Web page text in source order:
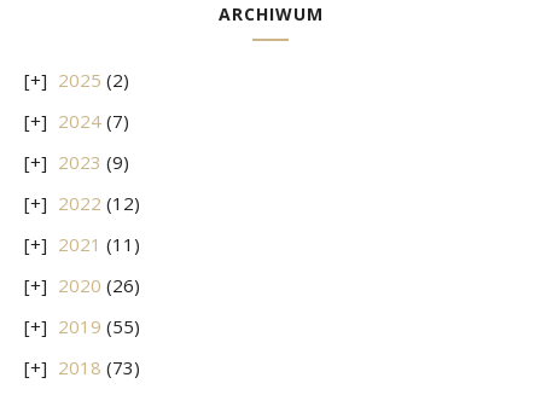
ARCHIWUM
2025 (2)
2024 (7)
2023 (9)
2022 (12)
2021 (11)
2020 (26)
2019 (55)
2018 (73)